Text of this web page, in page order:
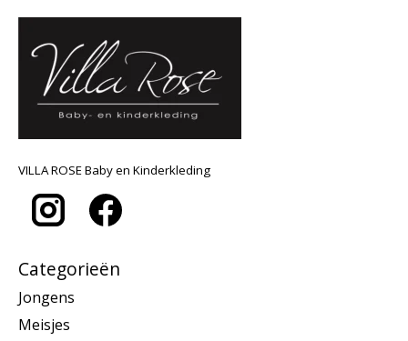
VILLA ROSE Baby en Kinderkleding
Categorieën
Jongens
Meisjes